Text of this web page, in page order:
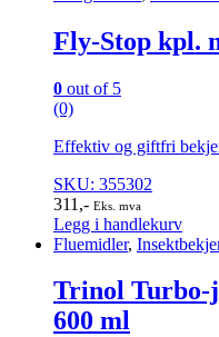
Fly-Stop kpl.
0 out of 5
(0)
Effektiv og giftfri
SKU: 355302
311 ,- Eks. mva
Legg i handlekurv
Fluemidler,
Trinol Turbo-
600 ml